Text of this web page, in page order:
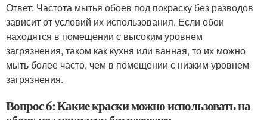
Ответ: Частота мытья обоев под покраску без разводов
зависит от условий их использования. Если обои
находятся в помещении с высоким уровнем
загрязнения, таком как кухня или ванная, то их можно
мыть более часто, чем в помещении с низким уровнем
загрязнения.
Вопрос 6: Какие краски можно использовать на